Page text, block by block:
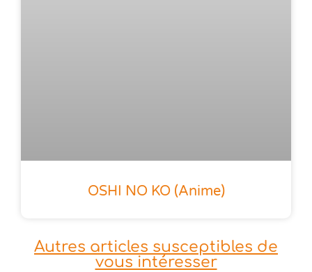
OSHI NO KO (anime)
Autres articles susceptibles de
vous intéresser